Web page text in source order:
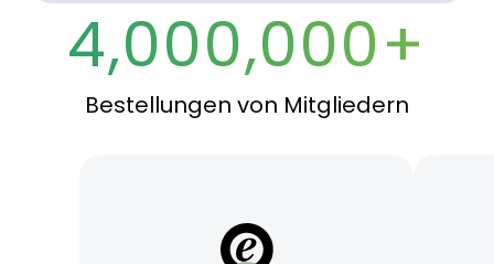
4,000,000+
Bestellungen von Mitgliedern